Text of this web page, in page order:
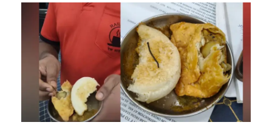
निर्मिती करू शकू.” ख्रिश्चन धर्मात काही विशिष्ट विधींमध्ये
पवित्र तेलाचा (Anointing Oil) वापर करून जागा
किंवा व्यक्तीला आशीर्वादित करण्याची परंपरा आहे.
परंतु, थेट सरकारी जमिनीवर मालकी हक्क
मिळवण्यासाठी सार्वजनिक ठिकाणी अशा प्रकारे
खोबरेल तेल शिंपडण्याचा हा प्रकार पाहून अनेक जण